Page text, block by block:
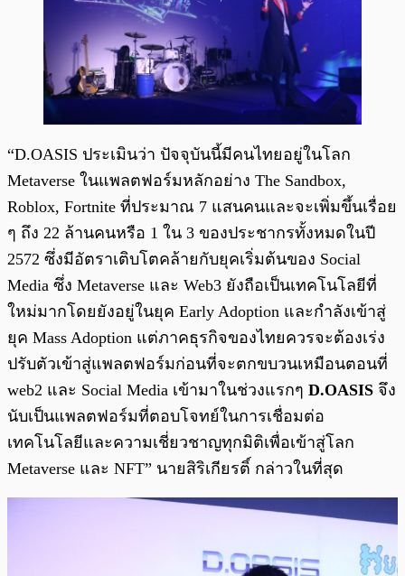
“D.OASIS ประเมินว่า ปัจจุบันนี้มีคนไทยอยู่ในโลก
Metaverse ในแพลตฟอร์มหลักอย่าง The Sandbox,
Roblox, Fortnite ที่ประมาณ 7 แสนคนและจะเพิ่มขึ้นเรื่อย
ๆ ถึง 22 ล้านคนหรือ 1 ใน 3 ของประชากรทั้งหมดในปี
2572 ซึ่งมีอัตราเติบโตคล้ายกับยุคเริ่มต้นของ Social
Media ซึ่ง Metaverse และ Web3 ยังถือเป็นเทคโนโลยีที่
ใหม่มากโดยยังอยู่ในยุค Early Adoption และกำลังเข้าสู่
ยุค Mass Adoption แต่ภาคธุรกิจของไทยควรจะต้องเร่ง
ปรับตัวเข้าสู่แพลตฟอร์มก่อนที่จะตกขบวนเหมือนตอนที่
web2 และ Social Media เข้ามาในช่วงแรกๆ D.OASIS จึง
นับเป็นแพลตฟอร์มที่ตอบโจทย์ในการเชื่อมต่อ
เทคโนโลยีและความเชี่ยวชาญทุกมิติเพื่อเข้าสู่โลก
Metaverse และ NFT” นายสิริเกียรติ์ กล่าวในที่สุด